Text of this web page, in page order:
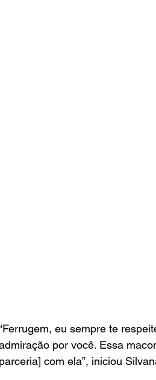
eu sempre te
por você. Essa
parceria] com ela”, iniciou